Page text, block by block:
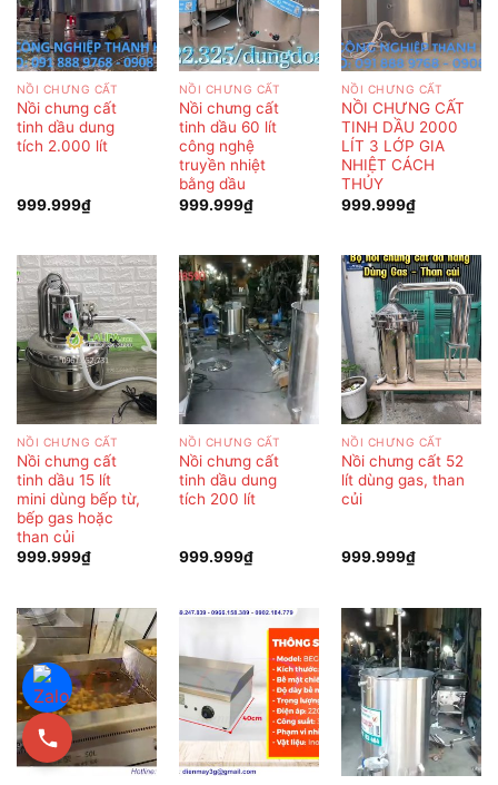
NỒI CHƯNG CẤT
Nồi chưng cất
tinh dầu dung
tích 2.000 lít
999.999₫
NỒI CHƯNG CẤT
Nồi chưng cất
tinh dầu 60 lít
công nghệ
truyền nhiệt
bằng dầu
999.999₫
NỒI CHƯNG CẤT
NỒI CHƯNG CẤT
TINH DẦU 2000
LÍT 3 LỚP GIA
NHIỆT CÁCH
THỦY
999.999₫
NỒI CHƯNG CẤT
Nồi chưng cất
tinh dầu 15 lít
mini dùng bếp từ,
bếp gas hoặc
than củi
999.999₫
NỒI CHƯNG CẤT
Nồi chưng cất
tinh dầu dung
tích 200 lít
999.999₫
NỒI CHƯNG CẤT
Nồi chưng cất 52
lít dùng gas, than
củi
999.999₫